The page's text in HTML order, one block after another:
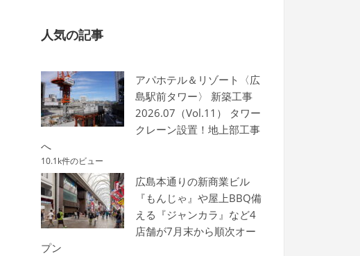
人気の記事
アパホテル＆リゾート〈広
島駅前タワー〉 新築工事
2026.07（Vol.11） タワー
クレーン設置！地上部工事
へ
10.1k件のビュー
広島本通りの新商業ビル
『もんじゃ』や屋上BBQ備
える『ジャンカラ』など4
店舗が7月末から順次オー
プン